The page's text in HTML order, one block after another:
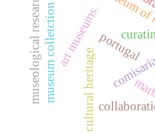
art museums.
cultural heritage
portugal
museum colletction
museological research